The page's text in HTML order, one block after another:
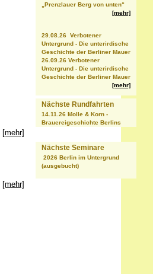
„Prenzlauer Berg von unten“
[mehr]
29.08.26 Verbotener
Untergrund - Die unterirdische
Geschichte der Berliner Mauer
26.09.26 Verbotener
Untergrund - Die unterirdische
Geschichte der Berliner Mauer
[mehr]
Nächste Rundfahrten
14.11.26 Molle & Korn -
Brauereigeschichte Berlins
[mehr]
Nächste Seminare
2026 Berlin im Untergrund
(ausgebucht)
[mehr]